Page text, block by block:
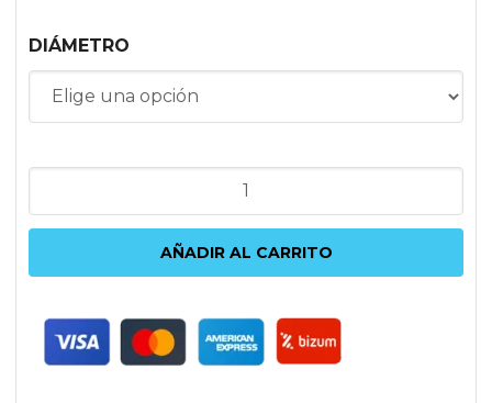
DIÁMETRO
PISTONES
PISTONS
BIELAS
BAR-
AÑADIR AL CARRITO